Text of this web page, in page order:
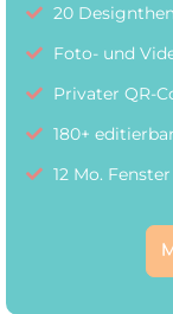
20
Foto- und
Privater QR-
180+
12 Mo.